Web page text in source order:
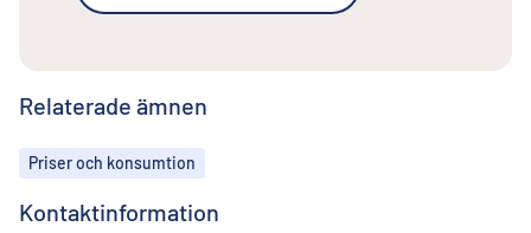
Relaterade ämnen
Ämnen
Priser och konsumtion
Kontaktinformation